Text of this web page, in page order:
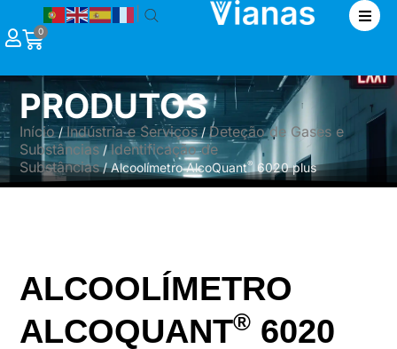
0
PRODUTOS
Início / Indústria e Serviços /Deteção de Gases e
Substâncias /Identificação de
Substâncias/ Alcoolímetro AlcoQuant® 6020 plus
ALCOOLÍMETRO
ALCOQUANT® 6020